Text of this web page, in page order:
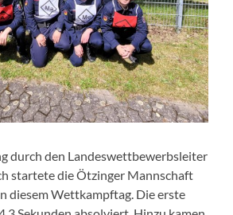
durch den Landeswettbewerbsleiter
startete die Ötzinger Mannschaft
diesem Wettkampftag. Die erste